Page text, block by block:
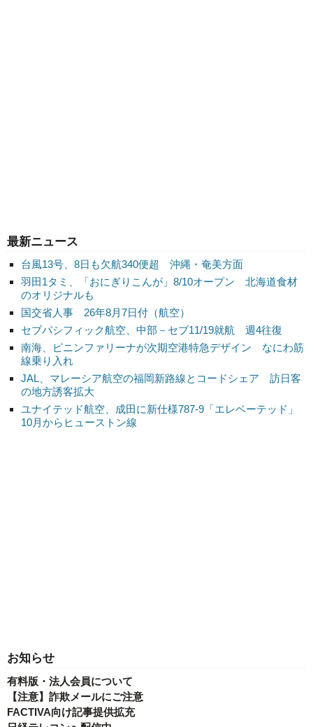
最新ニュース
台風13号、8日も欠航340便超 沖縄・奄美方面
羽田1タミ、「おにぎりこんが」8/10オープン 北海道食材
のオリジナルも
国交省人事 26年8月7日付（航空）
セブパシフィック航空、中部－セブ11/19就航 週4往復
南海、ピニンファリーナが次期空港特急デザイン なにわ筋
線乗り入れ
JAL、マレーシア航空の福岡新路線とコードシェア 訪日客
の地方誘客拡大
ユナイテッド航空、成田に新仕様787-9「エレベーテッド」
10月からヒューストン線
お知らせ
有料版・法人会員について
【注意】詐欺メールにご注意
FACTIVA向け記事提供拡充